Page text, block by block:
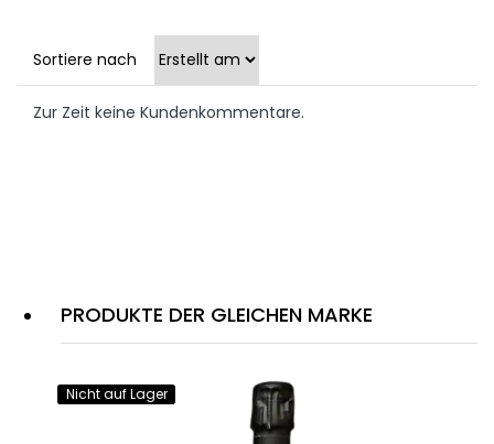
PRODUKTE DER GLEICHEN MARKE
Nicht auf Lager
Sortiere nach
Zur Zeit keine Kundenkommentare.